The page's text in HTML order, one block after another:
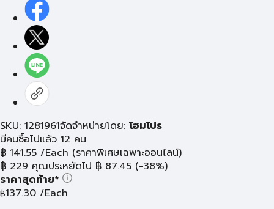
SKU: 1281961จัดจำหน่ายโดย: โฮมโปร
มีคนซื้อไปแล้ว 12 คน
฿ 141.55 /Each (ราคาพิเศษเฉพาะออนไลน์)
฿ 229 คุณประหยัดไป ฿ 87.45 (-38%)
ราคาสุดท้าย*
฿137.30 /Each